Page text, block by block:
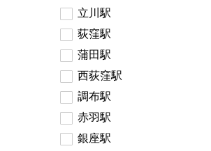
立川駅
荻窪駅
蒲田駅
西荻窪駅
調布駅
赤羽駅
銀座駅